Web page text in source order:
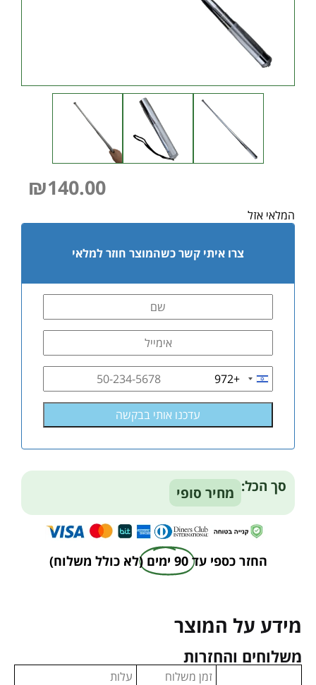
₪140.00
המלאי אזל
צרו איתי קשר כשהמוצר חוזר למלאי
Israel
+972
סך הכל: מחיר סופי
החזר כספי עד 90 ימים (לא כולל משלוח)
מידע על המוצר
משלוחים והחזרות
זמן משלוח
עלות